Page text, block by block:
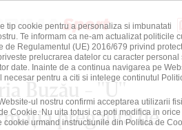
Buzău - "U"
pregătită de
tip cookie pentru a personaliza si imbunatati
Te informam ca ne-am actualizat politicile
de Regulamentul (UE) 2016/679 privind
prelucrarea datelor cu caracter personal
date. Inainte de a continua navigarea pe
necesar pentru a citi si intelege continutul
ul nostru confirmi acceptarea utilizarii
Cookie. Nu uita totusi ca poti modifica in orice
cookie urmand instructiunile din Politica de